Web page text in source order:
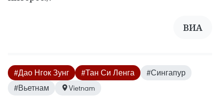
ВИА
#Дао Нгок Зунг #Тан Си Ленга
#Сингапур
#Вьетнам
Vietnam